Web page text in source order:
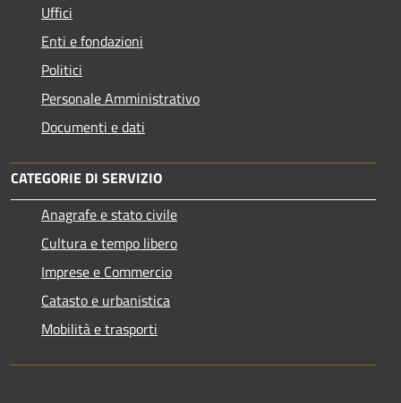
Uffici
Enti e fondazioni
Politici
Personale Amministrativo
Documenti e dati
CATEGORIE DI SERVIZIO
Anagrafe e stato civile
Cultura e tempo libero
Imprese e Commercio
Catasto e urbanistica
Mobilità e trasporti